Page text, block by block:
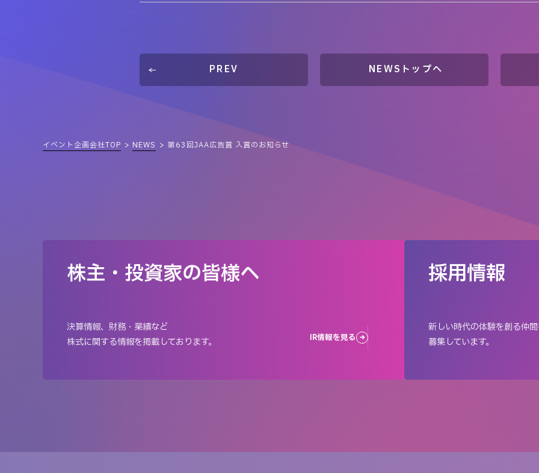
PREV NEWSトップへ
イベント企画会社TOP NEWS 第63回JAA広告賞 入賞のお知らせ
株主・投資家の皆様へ
決算情報、財務・業績など
株式に関する情報を掲載しております。
IR情報を見る
採用情報
新しい時代の体験を創る仲
募集しています。